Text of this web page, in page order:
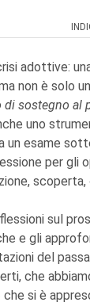
adottive:
non è solo
di sostegno al
uno
esame
per gli
sul
e gli
del
che
si è